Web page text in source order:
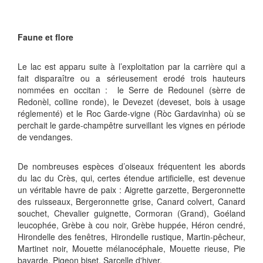
Faune et flore
Le lac est apparu suite à l’exploitation par la carrière qui a
fait disparaître ou a sérieusement erodé trois hauteurs
nommées en occitan : le Serre de Redounel (sèrre de
Redonèl, colline ronde), le Devezet (deveset, bois à usage
réglementé) et le Roc Garde-vigne (Ròc Gardavinha) où se
perchait le garde-champêtre surveillant les vignes en période
de vendanges.
De nombreuses espèces d’oiseaux fréquentent les abords
du lac du Crès, qui, certes étendue artificielle, est devenue
un véritable havre de paix : Aigrette garzette, Bergeronnette
des ruisseaux, Bergeronnette grise, Canard colvert, Canard
souchet, Chevalier guignette, Cormoran (Grand), Goéland
leucophée, Grèbe à cou noir, Grèbe huppée, Héron cendré,
Hirondelle des fenêtres, Hirondelle rustique, Martin-pêcheur,
Martinet noir, Mouette mélanocéphale, Mouette rieuse, Pie
bavarde, Pigeon biset, Sarcelle d'hiver.